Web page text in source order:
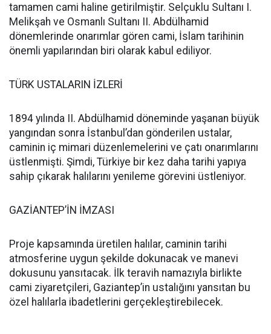
tamamen cami haline getirilmiştir. Selçuklu Sultanı I.
Melikşah ve Osmanlı Sultanı II. Abdülhamid
dönemlerinde onarımlar gören cami, İslam tarihinin
önemli yapılarından biri olarak kabul ediliyor.
TÜRK USTALARIN İZLERİ
1894 yılında II. Abdülhamid döneminde yaşanan büyük
yangından sonra İstanbul’dan gönderilen ustalar,
caminin iç mimari düzenlemelerini ve çatı onarımlarını
üstlenmişti. Şimdi, Türkiye bir kez daha tarihi yapıya
sahip çıkarak halılarını yenileme görevini üstleniyor.
GAZİANTEP’İN İMZASI
Proje kapsamında üretilen halılar, caminin tarihi
atmosferine uygun şekilde dokunacak ve manevi
dokusunu yansıtacak. İlk teravih namazıyla birlikte
cami ziyaretçileri, Gaziantep’in ustalığını yansıtan bu
özel halılarla ibadetlerini gerçekleştirebilecek.